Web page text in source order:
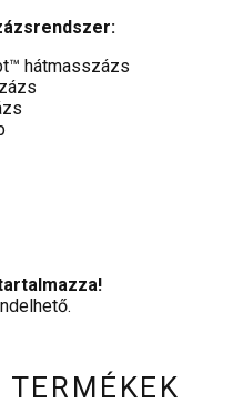
hátmasszázs
TERMÉKEK